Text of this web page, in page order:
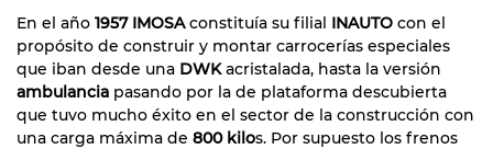
En el año 1957 IMOSAconstituía su filial INAUTO con el
propósito de construir y montar carrocerías especiales
que iban desde una DWKacristalada, hasta la versión
ambulancia pasando por la de plataforma descubierta
que tuvo mucho éxito en el sector de la construcción con
una carga máxima de 800 kilos. Por supuesto los frenos